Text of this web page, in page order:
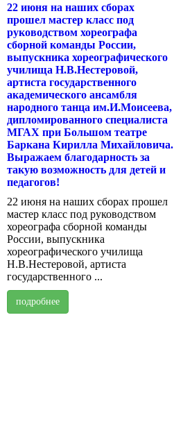
22 июня на наших сборах
прошел мастер класс под
руководством хореографа
сборной команды России,
выпускника хореографического
училища Н.В.Нестеровой,
артиста государственного
академического ансамбля
народного танца им.И.Моисеева,
дипломированного специалиста
МГАХ при Большом театре
Баркана Кирилла Михайловича.
Выражаем благодарность за
такую возможность для детей и
педагогов!
22 июня на наших сборах прошел
мастер класс под руководством
хореографа сборной команды
России, выпускника
хореографического училища
Н.В.Нестеровой, артиста
государственного ...
подробнее